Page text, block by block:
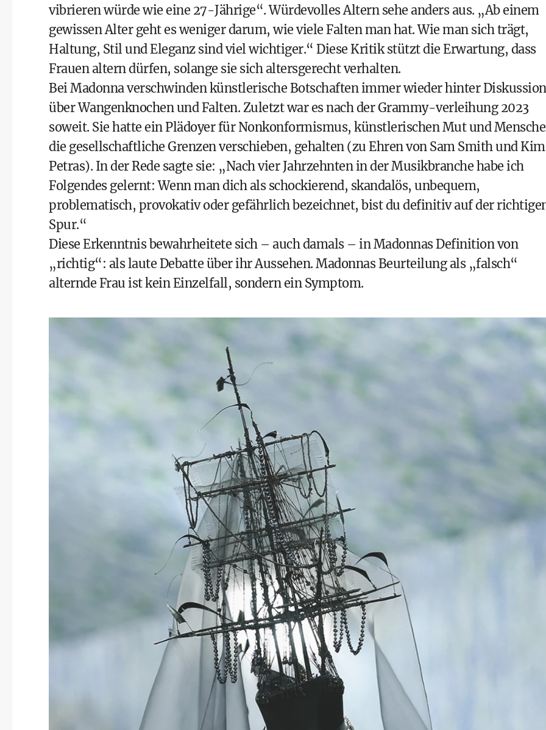
vibrieren würde wie eine 27-Jährige“. Würdevolles Altern sehe anders aus. „Ab einem
gewissen Alter geht es weniger darum, wie viele Falten man hat. Wie man sich trägt,
Haltung, Stil und Eleganz sind viel wichtiger.“ Diese Kritik stützt die Erwartung, dass
Frauen altern dürfen, solange sie sich altersgerecht verhalten.
Bei Madonna verschwinden künstlerische Botschaften immer wieder hinter
über Wangenknochen und Falten. Zuletzt war es nach der Grammy-verleihung 2023
soweit. Sie hatte ein Plädoyer für Nonkonformismus, künstlerischen Mut und
die gesellschaftliche Grenzen verschieben, gehalten (zu Ehren von Sam Smith und Kim
Petras). In der Rede sagte sie: „Nach vier Jahrzehnten in der Musikbranche habe ich
Folgendes gelernt: Wenn man dich als schockierend, skandalös, unbequem,
problematisch, provokativ oder gefährlich bezeichnet, bist du definitiv auf der
Spur.“
Diese Erkenntnis bewahrheitete sich – auch damals – in Madonnas Definition von
„richtig“: als laute Debatte über ihr Aussehen. Madonnas Beurteilung als „falsch“
alternde Frau ist kein Einzelfall, sondern ein Symptom.